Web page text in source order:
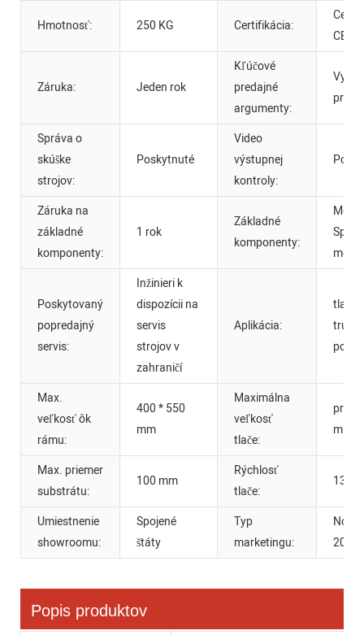
Hmotnosť: 250 KG Certifikácia:
CE
Záruka: Jeden rok
Kľúčové
predajné
argumenty:
Správa o
skúške
strojov:
Poskytnuté
Video
výstupnej
kontroly:
Záruka na
základné
komponenty:
1 rok
Základné
komponenty:
motor
Poskytovaný
popredajný
servis:
Inžinieri k
dispozícii na
servis
strojov v
zahraničí
Aplikácia:
tlač
Max.
veľkosť ôk
rámu:
400 * 550
mm
Maximálna
veľkosť
tlače:
mm
Max. priemer
substrátu:
100 mm
Rýchlosť
tlače:
1380
Umiestnenie
showroomu:
Spojené
štáty
Typ
marketingu:
Nový
2022
Popis produktov